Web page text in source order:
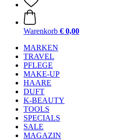
Warenkorb € 0,00
MARKEN
TRAVEL
PFLEGE
MAKE-UP
HAARE
DUFT
K-BEAUTY
TOOLS
SPECIALS
SALE
MAGAZIN